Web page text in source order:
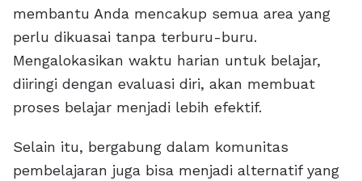
membantu Anda mencakup semua area yang
perlu dikuasai tanpa terburu-buru.
Mengalokasikan waktu harian untuk belajar,
diiringi dengan evaluasi diri, akan membuat
proses belajar menjadi lebih efektif.
Selain itu, bergabung dalam komunitas
pembelajaran juga bisa menjadi alternatif yang